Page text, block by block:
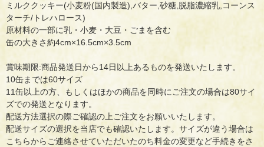
ミルククッキー(小麦粉(国内製造),バター,砂糖,脱脂濃縮乳,コーンス
ターチ/トレハロース)
原材料の一部に乳・小麦・大豆・ごまを含む
缶の大きさ約4cm×16.5cm×3.5cm
賞味期限:商品発送日から14日以上あるものを発送いたします。
10缶までは60サイズ
11缶以上の方、もしくはほかの商品を同時にご注文の場合は80サイ
ズでの発送となります。
配送方法選択の際ご確認の上ご注文をお願いいたします。
配送サイズの選択を当店でも確認いたします。サイズが違う場合は
こちらからご連絡させていただいたのち料金の変更など手続きをさ